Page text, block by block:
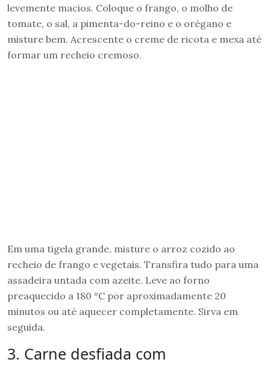
levemente macios. Coloque o frango, o molho de
tomate, o sal, a pimenta-do-reino e o orégano e
misture bem. Acrescente o creme de ricota e mexa até
formar um recheio cremoso.
Em uma tigela grande, misture o arroz cozido ao
recheio de frango e vegetais. Transfira tudo para uma
assadeira untada com azeite. Leve ao forno
preaquecido a 180 °C por aproximadamente 20
minutos ou até aquecer completamente. Sirva em
seguida.
3. Carne desfiada com